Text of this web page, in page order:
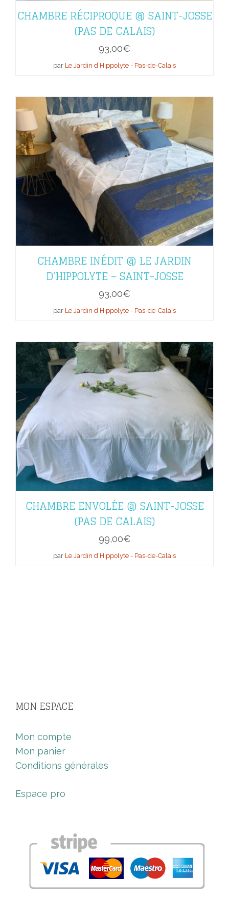
CHAMBRE RÉCIPROQUE @ SAINT-JOSSE
(PAS DE CALAIS)
93,00€
par Le Jardin d’Hippolyte - Pas-de-Calais
CHAMBRE INÉDIT @ LE JARDIN
D’HIPPOLYTE – SAINT-JOSSE
93,00€
par Le Jardin d’Hippolyte - Pas-de-Calais
CHAMBRE ENVOLÉE @ SAINT-JOSSE
(PAS DE CALAIS)
99,00€
par Le Jardin d’Hippolyte - Pas-de-Calais
MON ESPACE
Mon compte
Mon panier
Conditions générales
Espace pro